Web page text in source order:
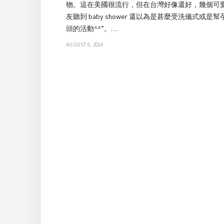
物。這在美國很流行，但在台灣好像還好，幾個可
友聽到 baby shower 還以為是甚麼受洗儀式或是幫
頭的活動^^”。…
AUGUST 6, 2014